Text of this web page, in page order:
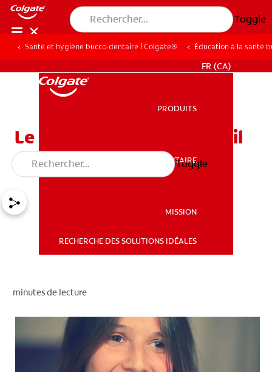
Toggle
SANTÉ BUCCO-DENTAIRE
POUR LES PROFESSIONNELS
FR (CA)
PRODUITS
SANTÉ BUCCO-DENTAIRE
MISSION
RECHERCHE DES SOLUTIONS IDÉALES
Toggle
Santé et hygiène bucco-dentaire | Colgate® Éducation à la santé
Le ver de la dent existe-t-il
vraiment?
minutes de lecture